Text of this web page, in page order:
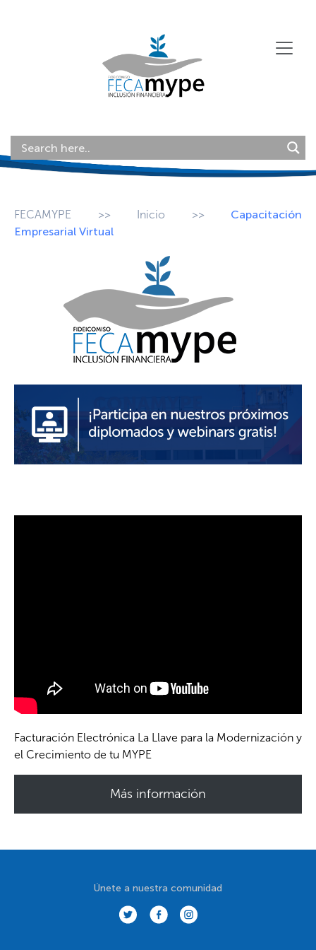
FECAMYPE >> Inicio >> Capacitación
Empresarial Virtual
Facturación Electrónica La Llave para la Modernización y
el Crecimiento de tu MYPE
Más información
Únete a nuestra comunidad